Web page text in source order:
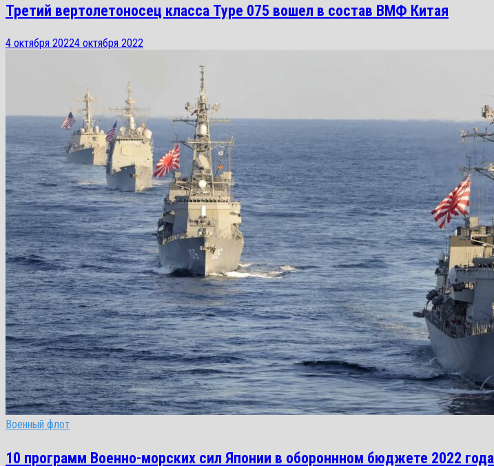
Третий вертолетоносец класса Type 075 вошел в состав ВМФ Китая
4 октября 20224 октября 2022
Военный флот
10 программ Военно-морских сил Японии в обороннном бюджете 2022 года